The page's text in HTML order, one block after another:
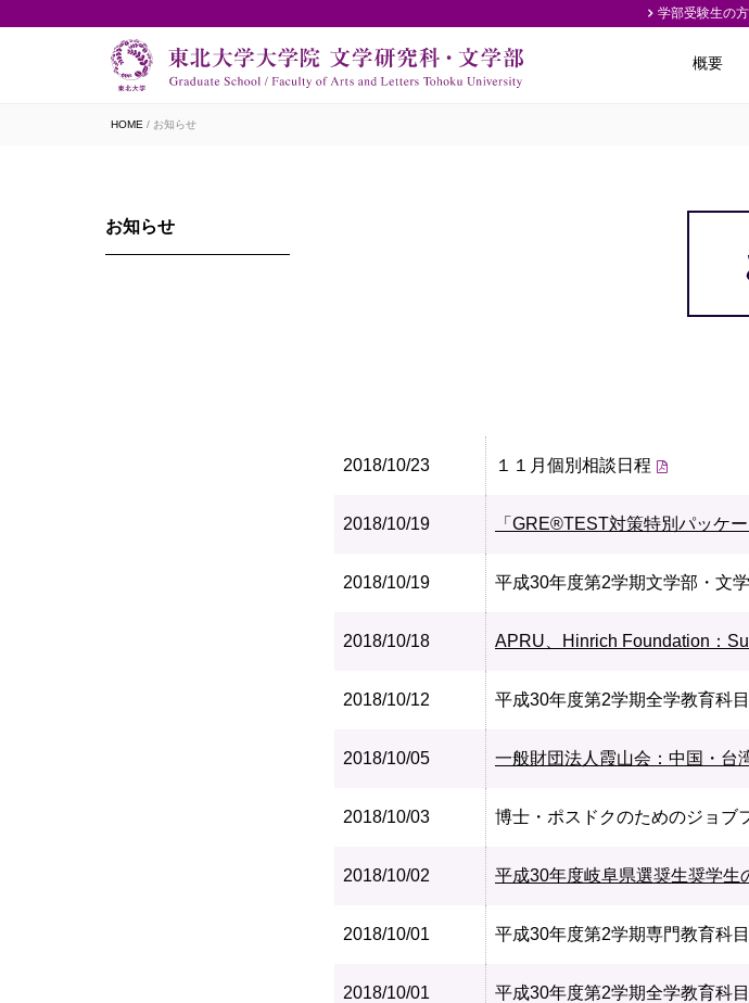
学部受験生の方
概要
HOME お知らせ
2018/10/23 １１月個別相談日程
2018/10/19 「GRE®TEST対策特別パッケ
2018/10/19 平成30年度第2学期文学部・文
2018/10/18 APRU、Hinrich Foundation：
2018/10/12 平成30年度第2学期全学教育科
2018/10/05 一般財団法人霞山会：中国・台
2018/10/03 博士・ポスドクのためのジョブ
2018/10/02 平成30年度岐阜県選奨生奨学生
2018/10/01 平成30年度第2学期専門教育科
2018/10/01 平成30年度第2学期全学教育科
お知らせ